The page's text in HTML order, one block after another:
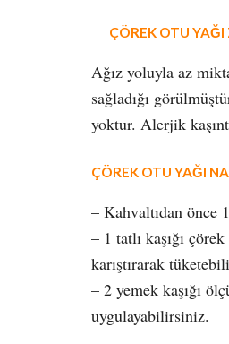
ÇÖREK OTU YAĞI
Ağız yoluyla az
sağladığı
yoktur. Alerjik
ÇÖREK OTU YAĞI
– Kahvaltıdan önce
– 1 tatlı kaşığı
karıştırarak
– 2 yemek kaşığı
uygulayabilirsiniz.